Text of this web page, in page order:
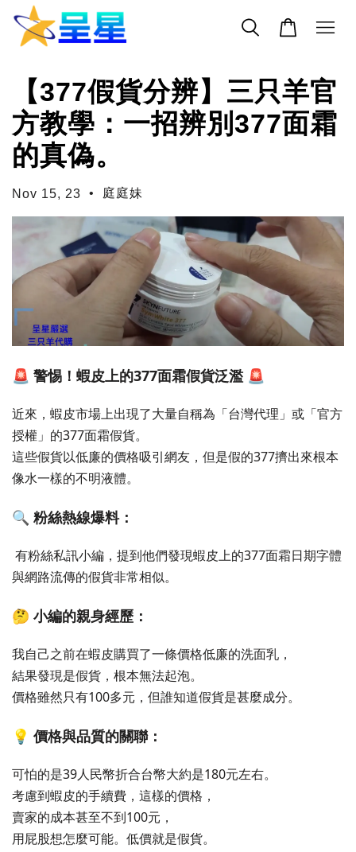
【377假貨分辨】三只羊官
方教學：一招辨別377面霜
的真偽。
Nov 15, 23 • 庭庭妹
🚨 警惕！蝦皮上的377面霜假貨泛濫 🚨
近來，蝦皮市場上出現了大量自稱為「台灣代理」或「官方
授權」的377面霜假貨。
這些假貨以低廉的價格吸引網友，但是假的377擠出來根本
像水一樣的不明液體。
🔍 粉絲熱線爆料：
與網路流傳的假貨非常相似。
🤔 小編的親身經歷：
我自己之前在蝦皮購買了一條價格低廉的洗面乳，
結果發現是假貨，根本無法起泡。
價格雖然只有100多元，但誰知道假貨是甚麼成分。
💡 價格與品質的關聯：
可怕的是39人民幣折合台幣大約是180元左右。
考慮到蝦皮的手續費，這樣的價格，
賣家的成本甚至不到100元，
用屁股想怎麼可能。低價就是假貨。